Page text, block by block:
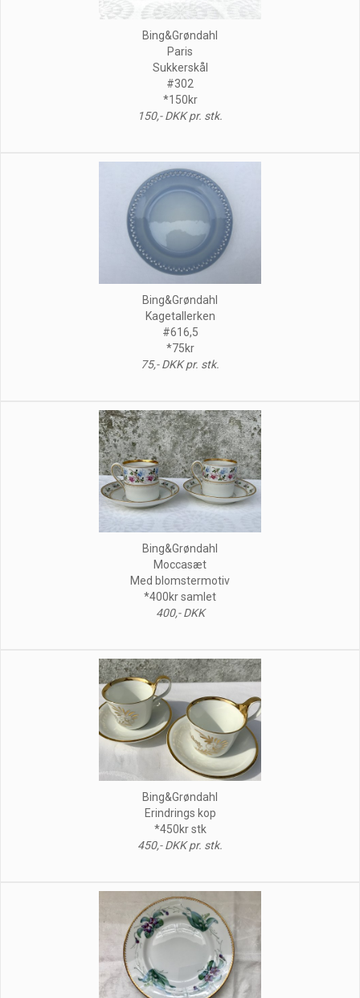
Bing&Grøndahl
Paris
Sukkerskål
#302
*150kr
150,- DKK pr. stk.
Bing&Grøndahl
Kagetallerken
#616,5
*75kr
75,- DKK pr. stk.
Bing&Grøndahl
Moccasæt
Med blomstermotiv
*400kr samlet
400,- DKK
Bing&Grøndahl
Erindrings kop
*450kr stk
450,- DKK pr. stk.